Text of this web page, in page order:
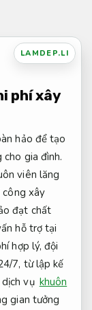
LAMDEP.LI
phí xây
hảo để tạo
gia đình.
viên lăng
công xây
đạt chất
hỗ trợ tại
hợp lý, đội
7, từ lập kế
vụ khuôn
gian tưởng